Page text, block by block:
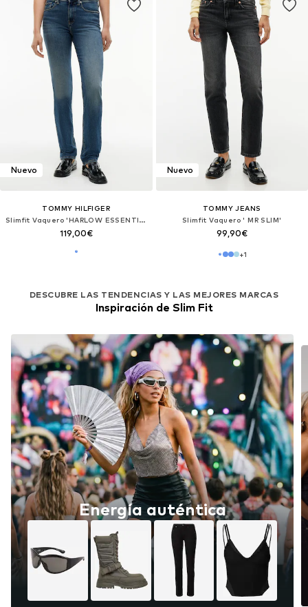
Nuevo
TOMMY HILFIGER
Slimfit Vaquero 'HARLOW ESSENTIAL'
119,00€
Nuevo
TOMMY JEANS
Slimfit Vaquero ' MR SLIM'
99,90€
+1
DESCUBRE LAS TENDENCIAS Y LAS MEJORES MARCAS
Inspiración de Slim Fit
Energía auténtica